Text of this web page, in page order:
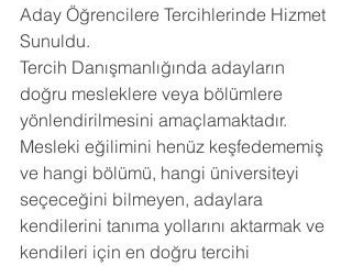
Aday Öğrencilere Tercihlerinde Hizmet
Sunuldu.
Tercih Danışmanlığında adayların
doğru mesleklere veya bölümlere
yönlendirilmesini amaçlamaktadır.
Mesleki eğilimini henüz keşfedememiş
ve hangi bölümü, hangi üniversiteyi
seçeceğini bilmeyen, adaylara
kendilerini tanıma yollarını aktarmak ve
kendileri için en doğru tercihi